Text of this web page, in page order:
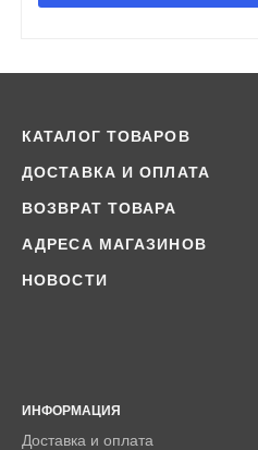
КАТАЛОГ ТОВАРОВ
ДОСТАВКА И ОПЛАТА
ВОЗВРАТ ТОВАРА
АДРЕСА МАГАЗИНОВ
НОВОСТИ
ИНФОРМАЦИЯ
Доставка и оплата